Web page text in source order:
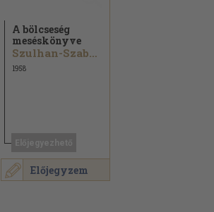
Előjegyzem
A bölcseség
meséskönyve
Szulhan-Szaba Orbeliani
1958